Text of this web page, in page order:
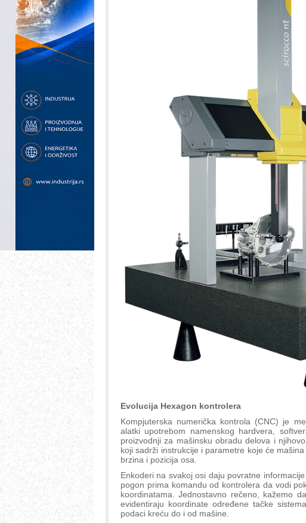
Evolucija Hexagon kontrolera
Kompjuterska numerička kontrola (CNC) je
alatki upotrebom namenskog hardvera,
proizvodnji za mašinsku obradu delova i
koji sadrži instrukcije i parametre koje će
brzina i pozicija osa.
Enkoderi na svakoj osi daju povratne
pogon prima komandu od kontrolera da vodi
koordinatama. Jednostavno rečeno, kažemo
evidentiraju koordinate određene tačke
podaci kreću do i od mašine.